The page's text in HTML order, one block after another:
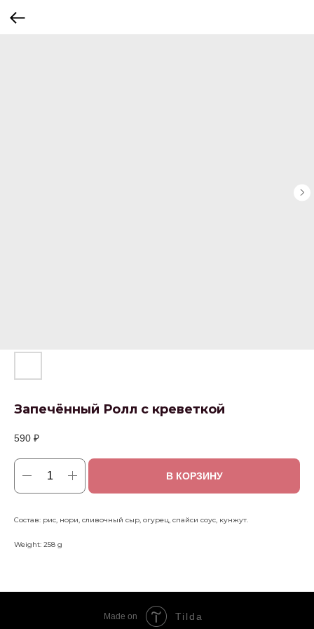
Запечённый Ролл с креветкой
590 ₽
В КОРЗИНУ
Состав: рис, нори, сливочный сыр, огурец, спайси соус, кунжут.
Weight: 258 g
Made on Tilda